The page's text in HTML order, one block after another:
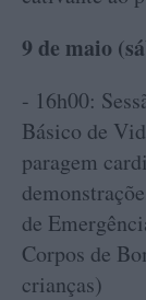
9 de maio
- 16h00:
Básico de
paragem
de
Corpos de
crianças)